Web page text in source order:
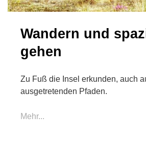
Wandern und
gehen
Zu Fuß die Insel erkunden, auch
ausgetretenden Pfaden.
Mehr...